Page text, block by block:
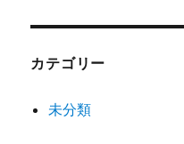
カテゴリー
未分類